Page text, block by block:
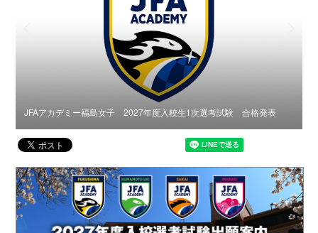
JFAアカデミー福島女子 2027年度入校生1次選考試験 合格発表